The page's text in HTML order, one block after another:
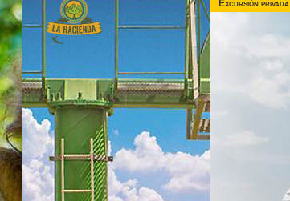
Excursión privada